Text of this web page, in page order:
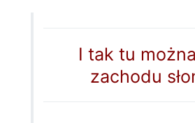
I tak tu
zachodu